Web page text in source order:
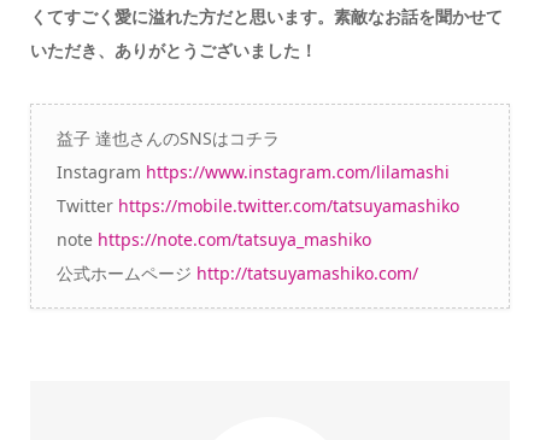
くてすごく愛に溢れた方だと思います。素敵なお話を聞かせて
いただき、ありがとうございました！
益子 達也さんのSNSはコチラ
Instagram https://www.instagram.com/lilamashi
Twitter https://mobile.twitter.com/tatsuyamashiko
note https://note.com/tatsuya_mashiko
公式ホームページ http://tatsuyamashiko.com/